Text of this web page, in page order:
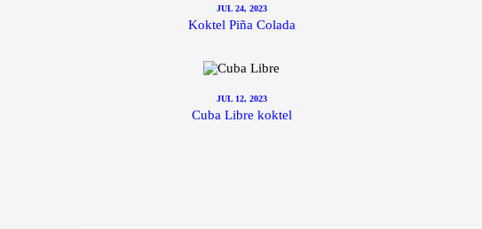
JUL 24, 2023
Koktel Piña Colada
JUL 12, 2023
Cuba Libre koktel